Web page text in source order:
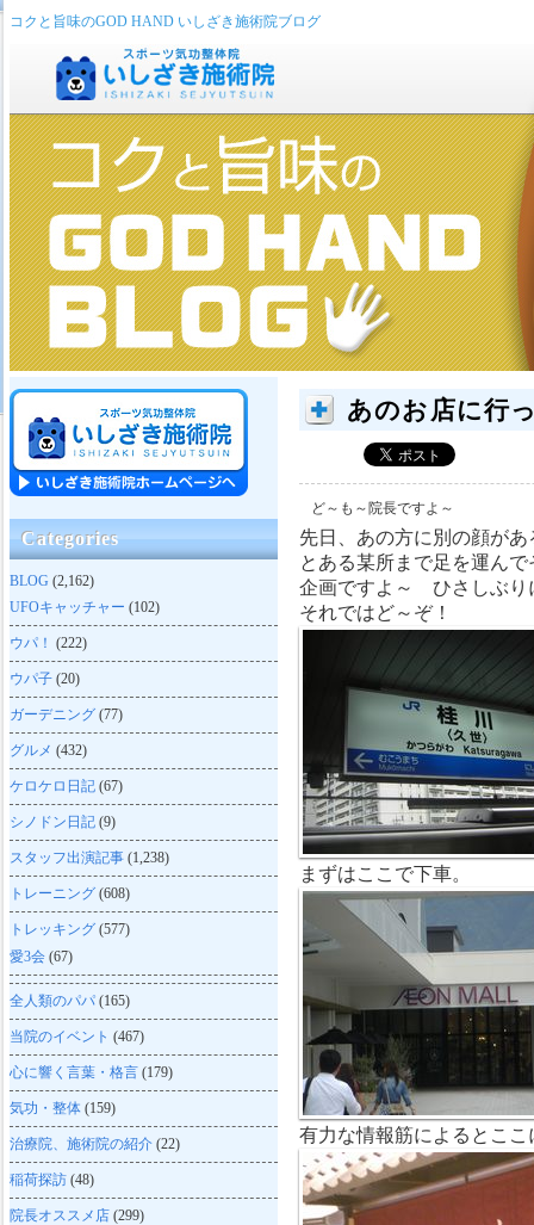
コクと旨味のGOD HAND いしざき施術院ブログ
あのお店に行
ど～も～院長ですよ～
先日、あの方に別の顔が
とある某所まで足を運ん
企画ですよ～ ひさしぶり
それではど～ぞ！
まずはここで下車。
有力な情報筋によるとこ
Categories
BLOG (2,162)
UFOキャッチャー (102)
ウパ！ (222)
ウパ子 (20)
ガーデニング (77)
グルメ (432)
ケロケロ日記 (67)
シノドン日記 (9)
スタッフ出演記事 (1,238)
トレーニング (608)
トレッキング (577)
愛3会 (67)
全人類のパパ (165)
当院のイベント (467)
心に響く言葉・格言 (179)
気功・整体 (159)
治療院、施術院の紹介 (22)
稲荷探訪 (48)
院長オススメ店 (299)